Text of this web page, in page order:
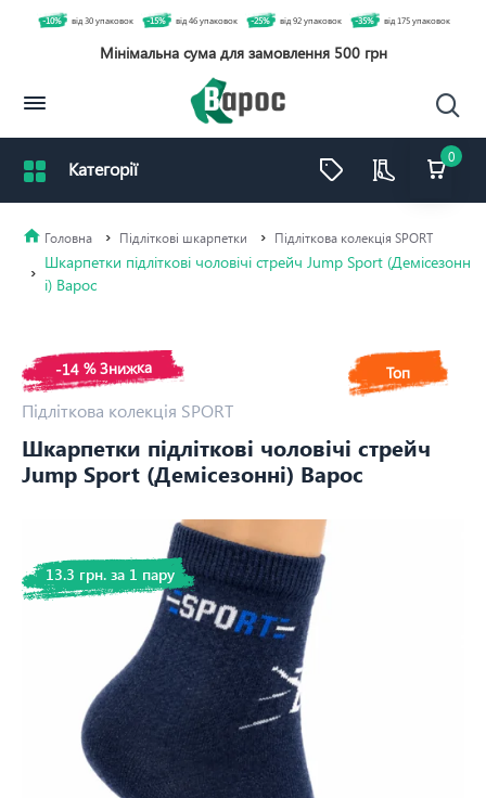
0
-10% від 30 упаковок -15% від 46 упаковок -25% від 92 упаковок -35% від 175 упаковок
Мінімальна сума для замовлення 500 грн
Підліткові шкарпетки Підліткова колекція SPORT
Шкарпетки підліткові чоловічі стрейч Jump Sport (Демісезонн
і) Варос
Топ
-14 % Знижка
Підліткова колекція SPORT
Шкарпетки підліткові чоловічі стрейч
Jump Sport (Демісезонні) Варос
13.3 грн. за 1 пару